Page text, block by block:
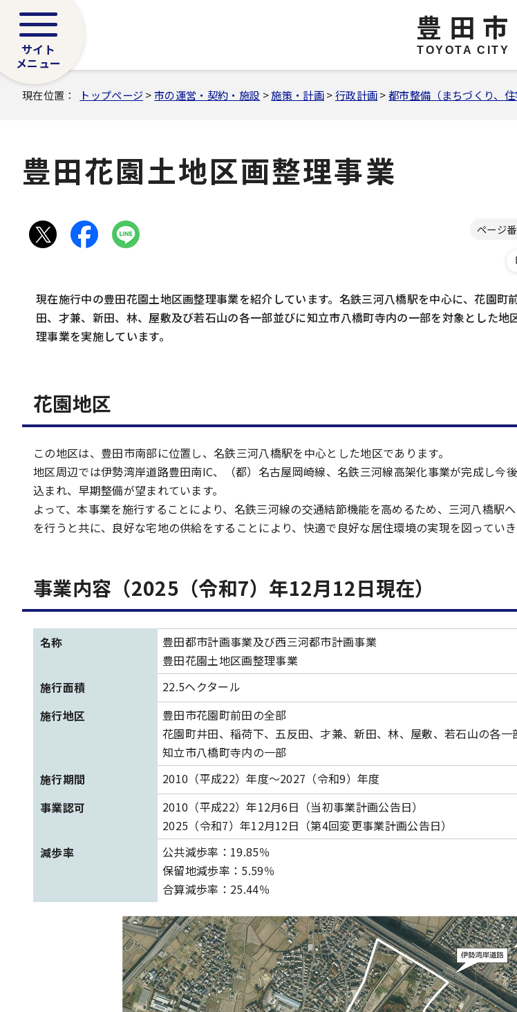
豊田市
TOYOTA CITY
サイト
メニュー
現在位置： トップページ >市の運営・契約・施設 >施策・計画>行政計画>都市整備（まちづくり、住
豊田花園土地区画整理事業
ページ
現在施行中の豊田花園土地区画整理事業を紹介しています。名鉄三河八橋駅を中心に、花園町
田、才兼、新田、林、屋敷及び若石山の各一部並びに知立市八橋町寺内の一部を対象とした地
理事業を実施しています。
花園地区
この地区は、豊田市南部に位置し、名鉄三河八橋駅を中心とした地区であります。
地区周辺では伊勢湾岸道路豊田南IC、（都）名古屋岡崎線、名鉄三河線高架化事業が完成し今
込まれ、早期整備が望まれています。
よって、本事業を施行することにより、名鉄三河線の交通結節機能を高めるため、三河八橋駅
を行うと共に、良好な宅地の供給をすることにより、快適で良好な居住環境の実現を図っていき
事業内容（2025（令和7）年12月12日現在）
名称
豊田都市計画事業及び西三河都市計画事業
豊田花園土地区画整理事業
施行面積
22.5ヘクタール
施行地区
豊田市花園町前田の全部
花園町井田、稲荷下、五反田、才兼、新田、林、屋敷、若石山の各一
知立市八橋町寺内の一部
施行期間
2010（平成22）年度～2027（令和9）年度
事業認可
2010（平成22）年12月6日（当初事業計画公告日）
2025（令和7）年12月12日（第4回変更事業計画公告日）
減歩率
公共減歩率：19.85％
保留地減歩率：5.59％
合算減歩率：25.44％